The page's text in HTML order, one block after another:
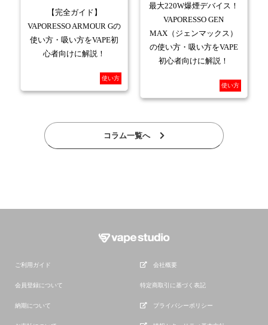
【完全ガイド】
VAPORESSO ARMOUR Gの
使い方・吸い方をVAPE初
心者向けに解説！
使い方
最大220W爆煙デバイス！
VAPORESSO GEN
MAX（ジェンマックス）
の使い方・吸い方をVAPE
初心者向けに解説！
使い方
コラム一覧へ
ご利用ガイド
会員登録について
納期について
会社概要
特定商取引に基づく表記
プライバシーポリシー